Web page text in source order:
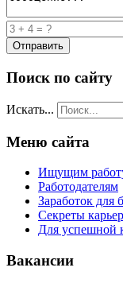
Поиск по сайту
Искать...
Меню сайта
Ищущим
Работодателям
Заработок для
Секреты
Для успешной
Вакансии